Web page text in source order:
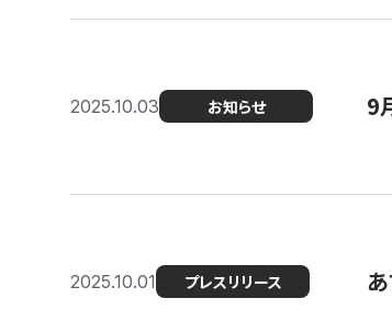
2025.10.03 お知らせ 9
2025.10.01 プレスリリース